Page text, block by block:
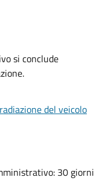
si conclude
del veicolo
30 giorni